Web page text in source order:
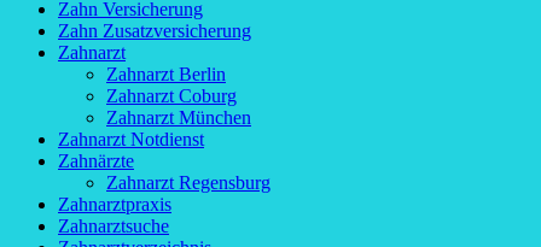
Zahn Versicherung
Zahn Zusatzversicherung
Zahnarzt
Zahnarzt Berlin
Zahnarzt Coburg
Zahnarzt München
Zahnarzt Notdienst
Zahnärzte
Zahnarzt Regensburg
Zahnarztpraxis
Zahnarztsuche